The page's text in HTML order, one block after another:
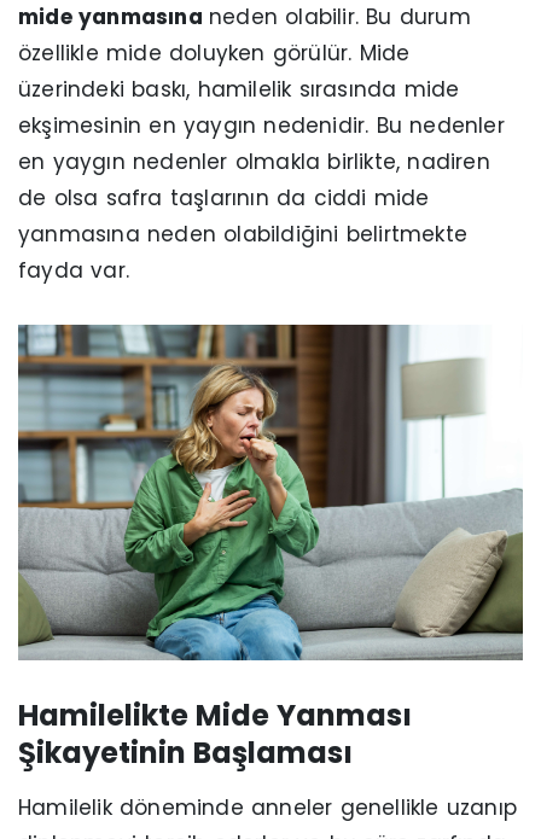
mide yanmasına neden olabilir. Bu durum
özellikle mide doluyken görülür. Mide
üzerindeki baskı, hamilelik sırasında mide
ekşimesinin en yaygın nedenidir. Bu nedenler
en yaygın nedenler olmakla birlikte, nadiren
de olsa safra taşlarının da ciddi mide
yanmasına neden olabildiğini belirtmekte
fayda var.
Hamilelikte Mide Yanması
Şikayetinin Başlaması
Hamilelik döneminde anneler genellikle uzanıp